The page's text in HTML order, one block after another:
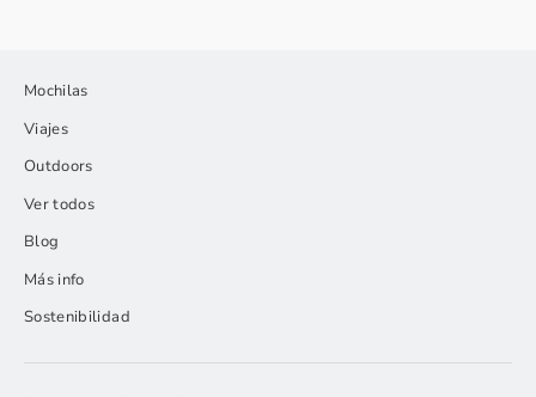
Mochilas
Viajes
Outdoors
Ver todos
Blog
Más info
Sostenibilidad